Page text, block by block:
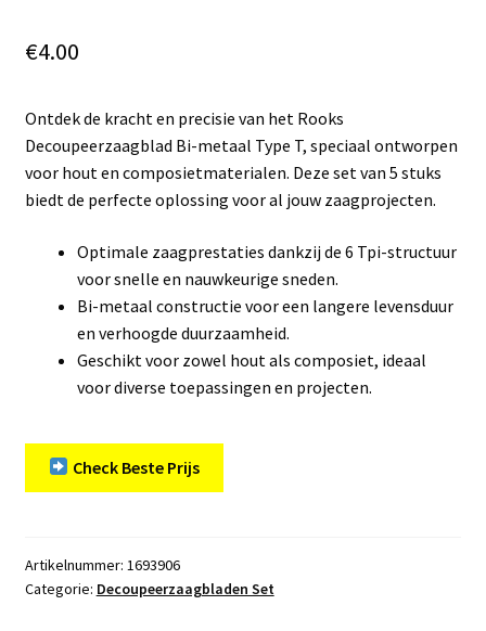
€4.00
Ontdek de kracht en precisie van het Rooks
Decoupeerzaagblad Bi-metaal Type T, speciaal ontworpen
voor hout en composietmaterialen. Deze set van 5 stuks
biedt de perfecte oplossing voor al jouw zaagprojecten.
Optimale zaagprestaties dankzij de 6 Tpi-structuur
voor snelle en nauwkeurige sneden.
Bi-metaal constructie voor een langere levensduur
en verhoogde duurzaamheid.
Geschikt voor zowel hout als composiet, ideaal
voor diverse toepassingen en projecten.
Check Beste Prijs
Artikelnummer: 1693906
Categorie: Decoupeerzaagbladen Set